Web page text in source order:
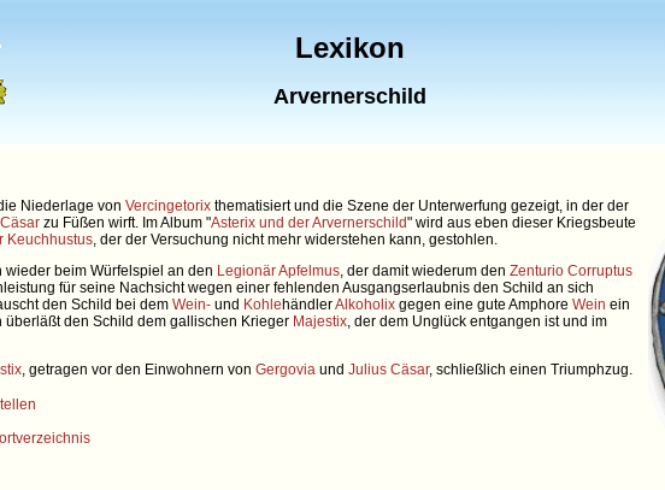
Lexikon
Arvernerschild
Niederlage von Vercingetorix thematisiert und die Szene der Unterwerfung gezeigt, in der der
Cäsar zu Füßen wirft. Im Album "Asterix und der Arvernerschild" wird aus eben dieser Kriegsbeute
Keuchhustus, der der Versuchung nicht mehr widerstehen kann, gestohlen.
beim Würfelspiel an den LegionärApfelmus, der damit wiederum den Zenturio Corruptus
für seine Nachsicht wegen einer fehlenden Ausgangserlaubnis den Schild an sich
den Schild bei dem Wein- und KohlehändlerAlkoholix gegen eine gute Amphore Wein ein
den Schild dem gallischen Krieger Majestix, der dem Unglück entgangen ist und im
, getragen vor den Einwohnern von Gergovia und Julius Cäsar, schließlich einen Triumphzug.